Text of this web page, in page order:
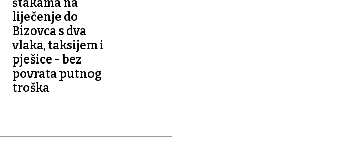
liječenje do
Bizovca s dva
vlaka, taksijem i
pješice - bez
povrata putnog
troška